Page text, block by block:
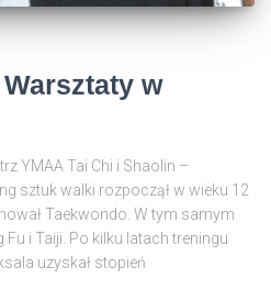
Warsztaty w
YMAA Tai Chi i Shaolin –
sztuk walki rozpoczął w wieku 12
Taekwondo. W tym samym
i Taiji. Po kilku latach treningu
uzyskał stopień